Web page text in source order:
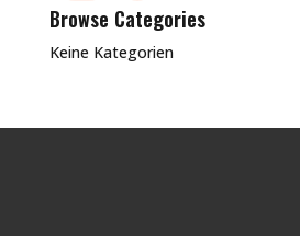
Browse Categories
Keine Kategorien